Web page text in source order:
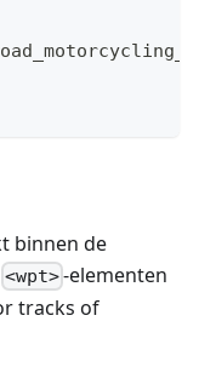
binnen de
<wpt>-elementen
tracks of